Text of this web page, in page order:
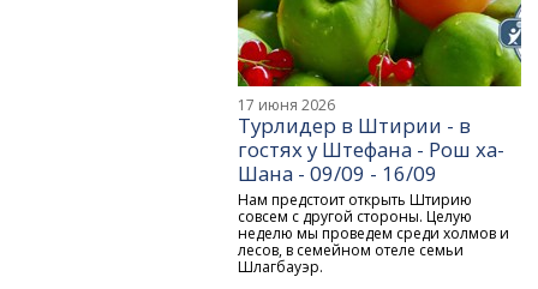
17 июня 2026
Турлидер в Штирии - в
гостях у Штефана - Рош ха-
Шана - 09/09 - 16/09
Нам предстоит открыть Штирию
совсем с другой стороны. Целую
неделю мы проведем среди холмов и
лесов, в семейном отеле семьи
Шлагбауэр.